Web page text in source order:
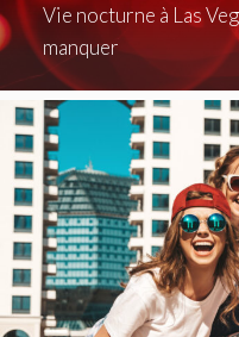
Vie nocturne à Las
manquer